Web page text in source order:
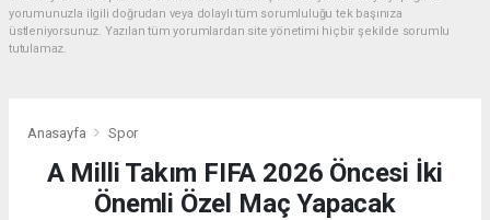
yorumunuzla ilgili doğrudan veya dolaylı tüm sorumluluğu tek başınıza
üstleniyorsunuz. Yazılan tüm yorumlardan site yönetimi hiçbir şekilde sorumlu
tutulamaz.
Anasayfa Spor
A Milli Takım FIFA 2026 Öncesi İki
Önemli Özel Maç Yapacak